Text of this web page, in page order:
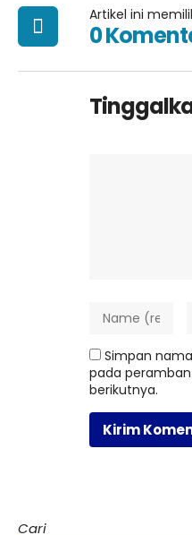
Artikel ini
0
Simpan
pada
berikutnya.
Cari